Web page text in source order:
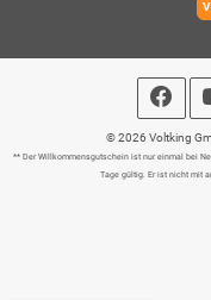
© 2026 Voltking
** Der Willkommensgutschein ist nur einmal bei
Tage gültig. Er ist nicht mit